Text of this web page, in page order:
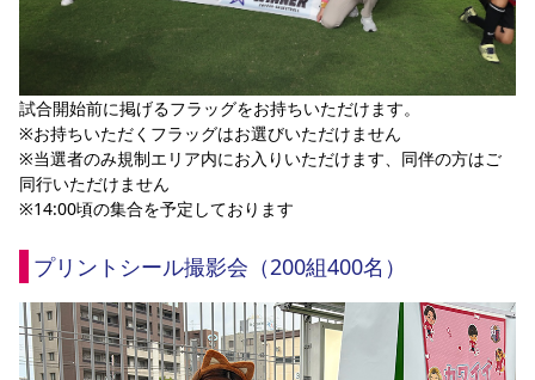
試合開始前に掲げるフラッグをお持ちいただけます。
※お持ちいただくフラッグはお選びいただけません
※当選者のみ規制エリア内にお入りいただけます、同伴の方はご
同行いただけません
※14:00頃の集合を予定しております
プリントシール撮影会（200組400名）